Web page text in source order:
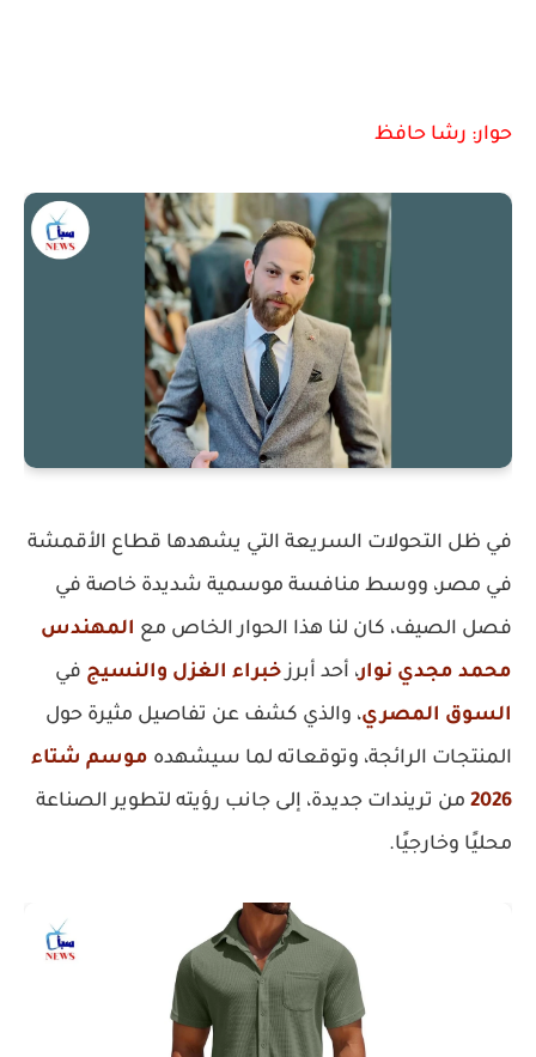
حوار: رشا حافظ
في ظل التحولات السريعة التي يشهدها قطاع الأقمشة
في مصر، ووسط منافسة موسمية شديدة خاصة في
فصل الصيف، كان لنا هذا الحوار الخاص مع المهندس
محمد مجدي نوار، أحد أبرز خبراء الغزل والنسيج في
السوق المصري، والذي كشف عن تفاصيل مثيرة حول
المنتجات الرائجة، وتوقعاته لما سيشهده موسم شتاء
2026 من تريندات جديدة، إلى جانب رؤيته لتطوير الصناعة
محليًا وخارجيًا.